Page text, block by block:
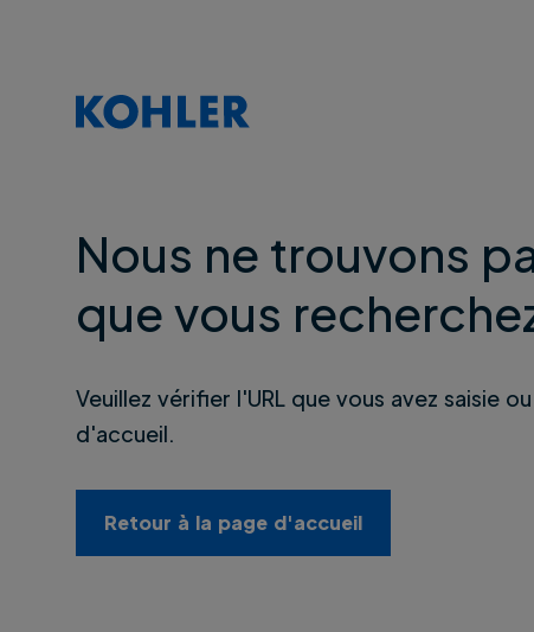
Nous ne trouvons
que vous
Veuillez vérifier l'URL que vous avez saisie
d'accueil.
Retour à la page d'accueil